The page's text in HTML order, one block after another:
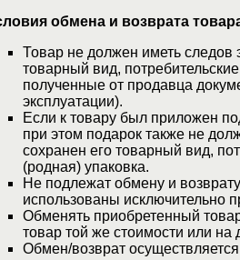
обмена и возврата
Товар не должен иметь следов
товарный вид,
полученные от продавца
эксплуатации).
Если к товару был приложен
при этом подарок также не
сохранен его товарный вид,
(родная) упаковка.
Не подлежат обмену и
использованы исключительно
Обменять приобретенный
товар той же стоимости или на
Обмен/возврат